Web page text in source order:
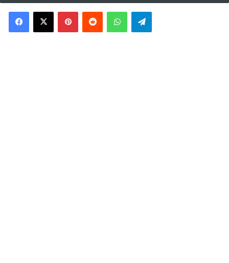
Facebook
X PinterestReddit WhatsAppTelegram